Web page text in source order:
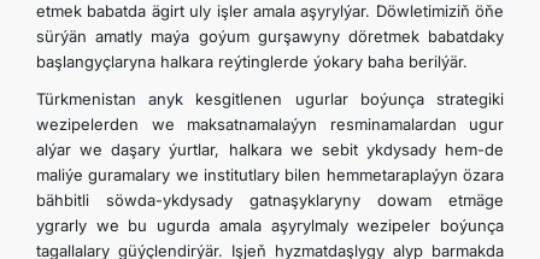
etmek babatda ägirt uly işler amala aşyrylýar. Döwletimiziň öňe
sürýän amatly maýa goýum gurşawyny döretmek babatdaky
başlangyçlaryna halkara reýtinglerde ýokary baha berilýär.
Türkmenistan anyk kesgitlenen ugurlar boýunça strategiki
wezipelerden we maksatnamalaýyn resminamalardan ugur
alýar we daşary ýurtlar, halkara we sebit ykdysady hem-de
maliýe guramalary we institutlary bilen hemmetaraplaýyn özara
bähbitli söwda-ykdysady gatnaşyklaryny dowam etmäge
ygrarly we bu ugurda amala aşyrylmaly wezipeler boýunça
tagallalary güýçlendirýär. Işjeň hyzmatdaşlygy alyp barmakda